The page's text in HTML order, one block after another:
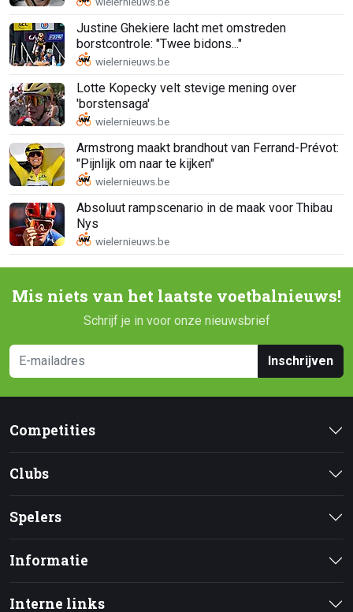
Justine Ghekiere lacht met omstreden
borstcontrole: "Twee bidons..."
Lotte Kopecky velt stevige mening over
'borstensaga'
Armstrong maakt brandhout van Ferrand-Prévot:
"Pijnlijk om naar te kijken"
Absoluut rampscenario in de maak voor Thibau
Nys
Mis niets van het laatste voetbalnieuws!
Schrijf je in voor onze nieuwsbrief
Inschrijven
Competities
Clubs
Spelers
Informatie
Interne links